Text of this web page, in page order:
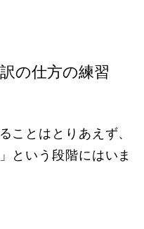
の仕方の練習
ことはとりあえず、
という段階にはいま